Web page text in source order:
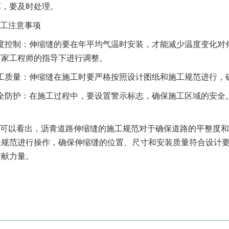
要及时处理。
注意事项
控制：伸缩缝的要在年平均气温时安装，才能减少温度变化
工程师的指导下进行调整。
质量：伸缩缝在施工时要严格按照设计图纸和施工规范进行
防护：在施工过程中，要设置警示标志，确保施工区域的安
以看出，沥青道路伸缩缝的施工规范对于确保道路的平整度
范进行操作，确保伸缩缝的位置、尺寸和安装质量符合设计
力量。